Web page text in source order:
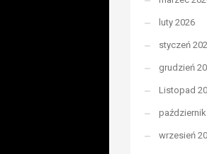
luty 2026
styczeń
grudzień
Listopad
wrzesień